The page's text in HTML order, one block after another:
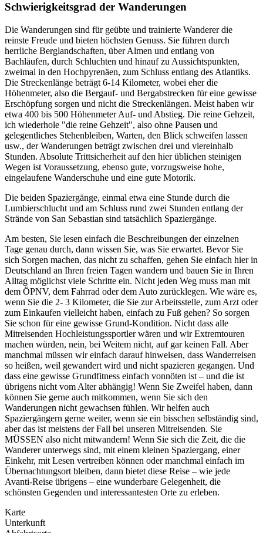
Schwierigkeitsgrad der Wanderungen
Die Wanderungen sind für geübte und trainierte Wanderer die
reinste Freude und bieten höchsten Genuss. Sie führen durch
herrliche Berglandschaften, über Almen und entlang von
Bachläufen, durch Schluchten und hinauf zu Aussichtspunkten,
zweimal in den Hochpyrenäen, zum Schluss entlang des Atlantiks.
Die Streckenlänge beträgt 6-14 Kilometer, wobei eher die
Höhenmeter, also die Bergauf- und Bergabstrecken für eine gewisse
Erschöpfung sorgen und nicht die Streckenlängen. Meist haben wir
etwa 400 bis 500 Höhenmeter Auf- und Abstieg. Die reine Gehzeit,
ich wiederhole "die reine Gehzeit", also ohne Pausen und
gelegentliches Stehenbleiben, Warten, den Blick schweifen lassen
usw., der Wanderungen beträgt zwischen drei und viereinhalb
Stunden. Absolute Trittsicherheit auf den hier üblichen steinigen
Wegen ist Voraussetzung, ebenso gute, vorzugsweise hohe,
eingelaufene Wanderschuhe und eine gute Motorik.
Die beiden Spaziergänge, einmal etwa eine Stunde durch die
Lumbierschlucht und am Schluss rund zwei Stunden entlang der
Strände von San Sebastian sind tatsächlich Spaziergänge.
Am besten, Sie lesen einfach die Beschreibungen der einzelnen
Tage genau durch, dann wissen Sie, was Sie erwartet. Bevor Sie
sich Sorgen machen, das nicht zu schaffen, gehen Sie einfach hier in
Deutschland an Ihren freien Tagen wandern und bauen Sie in Ihren
Alltag möglichst viele Schritte ein. Nicht jeden Weg muss man mit
dem ÖPNV, dem Fahrrad oder dem Auto zurücklegen. Wie wäre es,
wenn Sie die 2- 3 Kilometer, die Sie zur Arbeitsstelle, zum Arzt oder
zum Einkaufen vielleicht haben, einfach zu Fuß gehen? So sorgen
Sie schon für eine gewisse Grund-Kondition. Nicht dass alle
Mitreisenden Hochleistungssportler wären und wir Extremtouren
machen würden, nein, bei Weitem nicht, auf gar keinen Fall. Aber
manchmal müssen wir einfach darauf hinweisen, dass Wanderreisen
so heißen, weil gewandert wird und nicht spazieren gegangen. Und
dass eine gewisse Grundfitness einfach vonnöten ist – und die ist
übrigens nicht vom Alter abhängig! Wenn Sie Zweifel haben, dann
können Sie gerne auch mitkommen, wenn Sie sich den
Wanderungen nicht gewachsen fühlen. Wir helfen auch
Spaziergängern gerne weiter, wenn sie ein bisschen selbständig sind,
aber das ist meistens der Fall bei unseren Mitreisenden. Sie
MÜSSEN also nicht mitwandern! Wenn Sie sich die Zeit, die die
Wanderer unterwegs sind, mit einem kleinen Spaziergang, einer
Einkehr, mit Lesen vertreiben können oder manchmal einfach im
Übernachtungsort bleiben, dann bietet diese Reise – wie jede
Avanti-Reise übrigens – eine wunderbare Gelegenheit, die
schönsten Gegenden und interessantesten Orte zu erleben.
Karte
Unterkunft